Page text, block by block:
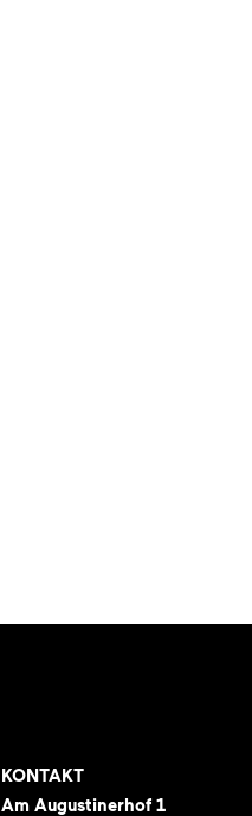
KONTAKT
Am Augustinerhof 1